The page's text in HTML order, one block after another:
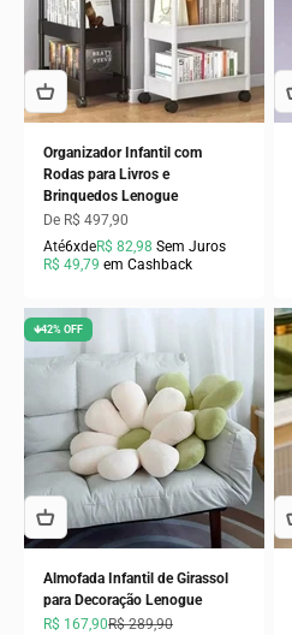
Organizador Infantil com
Rodas para Livros e
Brinquedos Lenogue
Preço promocional
De R$ 497,90
Até6xdeR$ 82,98 Sem Juros
R$ 49,79 em Cashback
🡻42% OFF
Almofada Infantil de Girassol
para Decoração Lenogue
Preço promocional
R$ 167,90Preço normal
R$ 289,90